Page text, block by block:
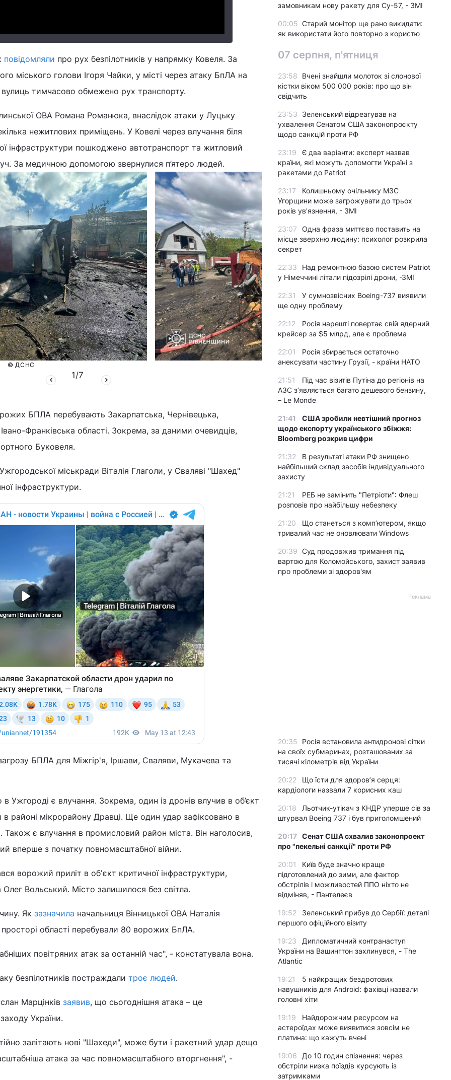
повідомляли про рух безпілотників у напрямку Ковеля. За
міського голови Ігоря Чайки, у місті через атаку БпЛА на
тимчасово обмежено рух транспорту.
ОВА Романа Романюка, внаслідок атаки у Луцьку
нежитлових приміщень. У Ковелі через влучання біля
інфраструктури пошкоджено автотранспорт та житловий
За медичною допомогою звернулися п’ятеро людей.
© ДСНС © ДСНС
1/7
БПЛА перебувають Закарпатська, Чернівецька,
Франківська області. Зокрема, за даними очевидців,
Буковеля.
міськради Віталія Глаголи, у Сваляві "Шахед"
інфраструктури.
БПЛА для Міжгір'я, Іршави, Сваляви, Мукачева та
Ужгороді є влучання. Зокрема, один із дронів влучив в об’єкт
в районі мікрорайону Дравці. Ще один удар зафіксовано в
Також є влучання в промисловий район міста. Він наголосив,
вперше з початку повномасштабної війни.
ворожий приліт в обʼєкт критичної інфраструктури,
Вольський. Місто залишилося без світла.
Як зазначила начальниця Вінницької ОВА Наталія
області перебували 80 ворожих БпЛА.
повітряних атак за останній час", - констатувала вона.
безпілотників постраждали троє людей.
Марцінків заявив, що сьогоднішня атака – це
України.
залітають нові "Шахеди", може бути і ракетний удар дещо
атака за час повномасштабного вторгнення", -
замовникам нову ракету для Су-57, - ЗМІ
00:05 Старий монітор ще рано викидати:
як використати його повторно з користю
07 серпня, п'ятниця
23:58
Вчені знайшли молоток зі слонової
кістки віком 500 000 років: про що він
свідчить
23:53
Зеленський відреагував на
ухвалення Сенатом США законопроєкту
щодо санкцій проти РФ
23:19
Є два варіанти: експерт назвав
країни, які можуть допомогти Україні з
ракетами до Patriot
23:17
Колишньому очільнику МЗС
Угорщини може загрожувати до трьох
років ув'язнення, - ЗМІ
23:07
Одна фраза миттєво поставить на
місце зверхню людину: психолог розкрила
секрет
22:33
Над ремонтною базою систем Patriot
у Німеччині літали підозрілі дрони, -ЗМІ
22:31
У сумнозвісних Boeing-737 виявили
ще одну проблему
22:12
Росія нарешті повертає свій ядерний
крейсер за $5 млрд, але є проблема
22:01
Росія збирається остаточно
анексувати частину Грузії, - країни НАТО
21:51
Під час візитів Путіна до регіонів на
АЗС з’являється багато дешевого бензину,
– Le Monde
21:41
США зробили невтішний прогноз
щодо експорту українського збіжжя:
Bloomberg розкрив цифри
21:32
В результаті атаки РФ знищено
найбільший склад засобів індивідуального
захисту
21:21
РЕБ не замінить "Петріоти": Флеш
розповів про найбільшу небезпеку
21:20
Що станеться з комп’ютером, якщо
тривалий час не оновлювати Windows
20:39 Суд продовжив тримання під
вартою для Коломойського, захист заявив
про проблеми зі здоров'ям
Реклама
20:35
Росія встановила антидронові сітки
на своїх субмаринах, розташованих за
тисячі кілометрів від України
20:22
Що їсти для здоров’я серця:
кардіологи назвали 7 корисних каш
20:18
Льотчик-утікач з КНДР уперше сів за
штурвал Boeing 737 і був приголомшений
20:17 Сенат США схвалив законопроект
про "пекельні санкції" проти РФ
20:01
Київ буде значно краще
підготовлений до зими, але фактор
обстрілів і можливостей ППО ніхто не
відміняв, - Пантелеєв
19:52
Зеленський прибув до Сербії: деталі
першого офіційного візиту
19:23
Дипломатичний контранаступ
України на Вашингтон захлинувся, - The
Atlantic
19:21
5 найкращих бездротових
навушників для Android: фахівці назвали
головні хіти
19:19
Найдорожчим ресурсом на
астероїдах може виявитися зовсім не
платина: що кажуть вчені
19:06
До 10 годин спізнення: через
обстріли низка поїздів курсують із
затримками